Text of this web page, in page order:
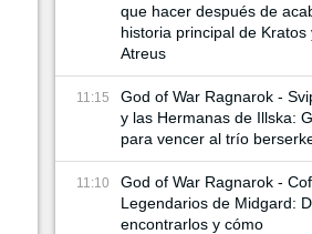
que hacer después de
historia principal de Kratos
Atreus
11:15
God of War Ragnarok -
y las Hermanas de Illska:
para vencer al trío
11:10
God of War Ragnarok -
Legendarios de Midgard:
encontrarlos y cómo